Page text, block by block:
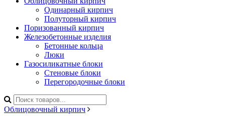
Одинарный кирпич
Полуторный кирпич
Поризованный кирпич
Железобетонные изделия
Бетонные кольца
Люки
Газосиликатные блоки
Стеновые блоки
Перегородочные блоки
Облицовочный кирпич